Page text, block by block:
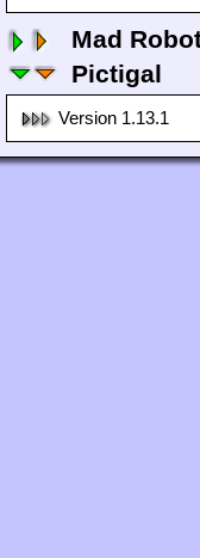
Mad
Pictigal
Version 1.13.1